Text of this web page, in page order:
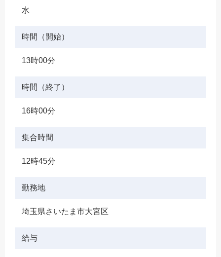
水
時間（開始）
13時00分
時間（終了）
16時00分
集合時間
12時45分
勤務地
埼玉県さいたま市大宮区
給与